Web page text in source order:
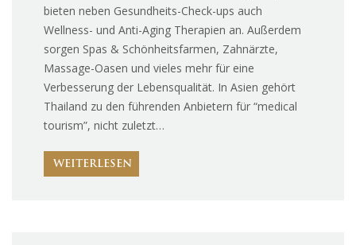
bieten neben Gesundheits-Check-ups auch
Wellness- und Anti-Aging Therapien an. Außerdem
sorgen Spas & Schönheitsfarmen, Zahnärzte,
Massage-Oasen und vieles mehr für eine
Verbesserung der Lebensqualität. In Asien gehört
Thailand zu den führenden Anbietern für “medical
tourism”, nicht zuletzt…
WEITERLESEN